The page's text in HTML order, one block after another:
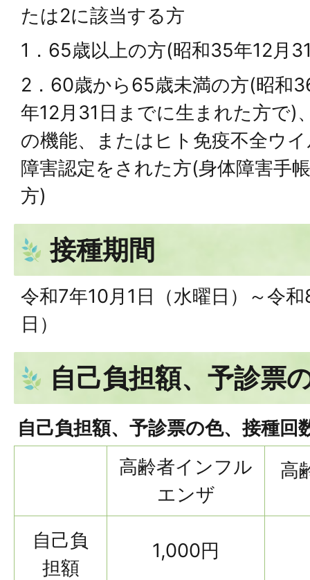
たは2に該当する方
1．65歳以上の方(昭和35年12月
2．60歳から65歳未満の方(昭和
年12月31日までに生まれた方で)
の機能、またはヒト免疫不全ウ
障害認定をされた方(身体障害手
方)
接種期間
令和7年10月1日（水曜日）～令
日）
自己負担額、予診票
自己負担額、予診票の色、接種回
高齢者インフル
エンザ
高
自己負
担額
1,000円